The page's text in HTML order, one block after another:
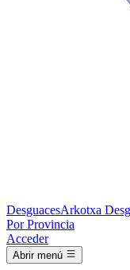
DesguacesArkotxa
Por Provincia
Acceder
Abrir menú